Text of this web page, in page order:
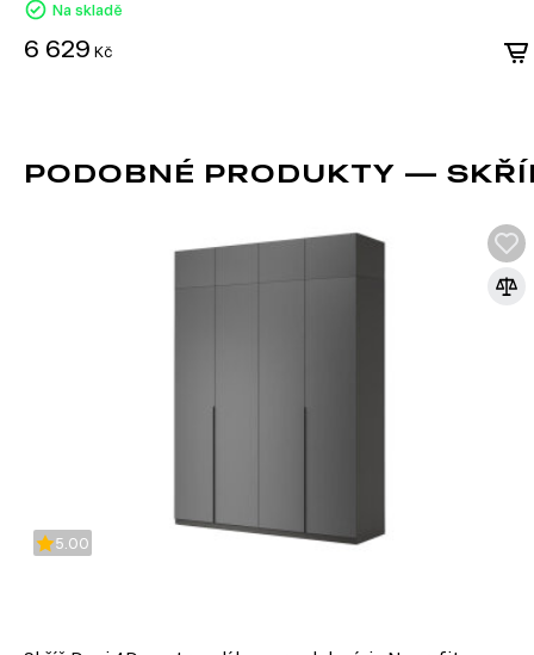
moderní vzhled, umožňují vytvářet stylové a funkční
být vyrobeny z různých druhů skla, což umožňuje jejich
Na skladě
6 629 Kč
PODOBNÉ PRODUKTY —
5.00